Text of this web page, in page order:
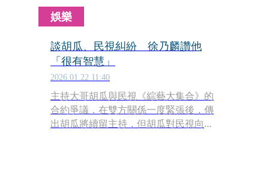
娛樂
談胡瓜、民視糾紛 徐乃麟讚他
「很有智慧」
2026.01.22 11:40
主持大哥胡瓜與民視《綜藝大集合》的
合約爭議，在雙方關係一度緊張後，傳
出胡瓜將續留主持，但胡瓜對民視向外